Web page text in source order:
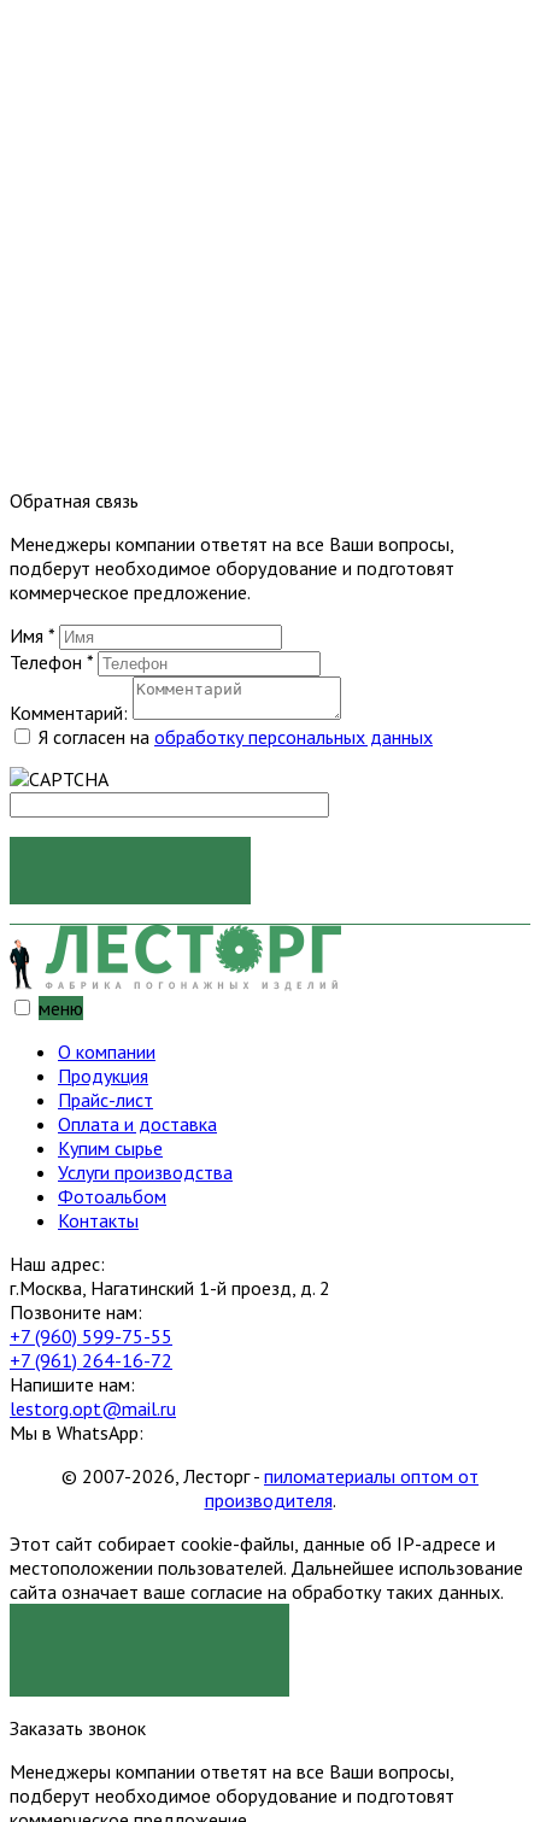
Обратная связь
Менеджеры компании ответят на все Ваши вопросы,
подберут необходимое оборудование и подготовят
коммерческое предложение.
Имя *
Телефон *
Комментарий:
Я согласен на обработку персональных данных
меню
О компании
Продукция
Прайс-лист
Оплата и доставка
Купим сырье
Услуги производства
Фотоальбом
Контакты
Наш адрес:
г.Москва, Нагатинский 1-й проезд, д. 2
Позвоните нам:
+7 (960) 599-75-55
+7 (961) 264-16-72
Напишите нам:
lestorg.opt@mail.ru
Мы в WhatsApp:
© 2007-2026, Лесторг - пиломатериалы оптом от
производителя.
Этот сайт собирает cookie-файлы, данные об IP-адресе и
местоположении пользователей. Дальнейшее использование
сайта означает ваше согласие на обработку таких данных.
Заказать звонок
Менеджеры компании ответят на все Ваши вопросы,
подберут необходимое оборудование и подготовят